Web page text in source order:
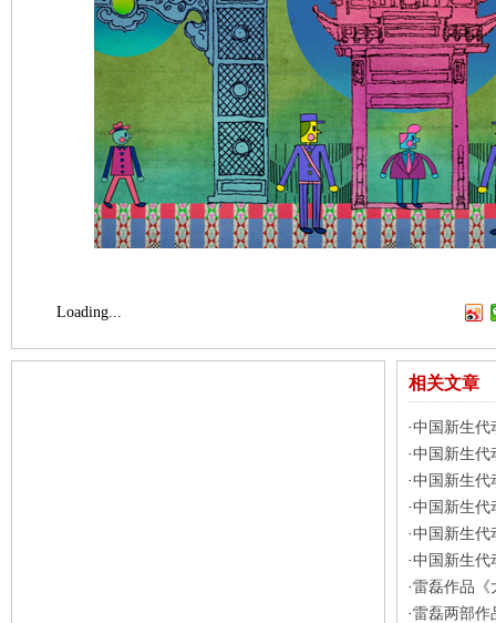
Loading...
相关文章
·中国新生
·中国新生
·中国新生
·中国新生
·中国新生
·中国新生
·雷磊作品《
·雷磊两部